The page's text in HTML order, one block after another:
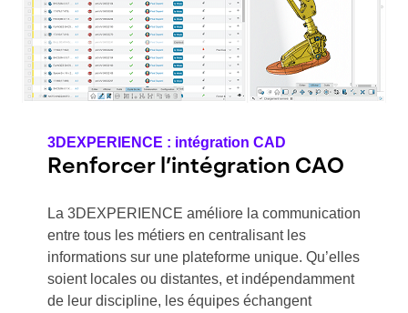
3DEXPERIENCE : intégration CAD
Renforcer l’intégration CAO
La 3DEXPERIENCE améliore la communication
entre tous les métiers en centralisant les
informations sur une plateforme unique. Qu’elles
soient locales ou distantes, et indépendamment
de leur discipline, les équipes échangent